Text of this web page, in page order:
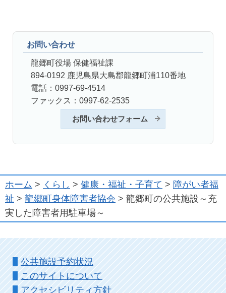
お問い合わせ
龍郷町役場 保健福祉課
894-0192 鹿児島県大島郡龍郷町浦110番地
電話：0997-69-4514
ファックス：0997-62-2535
お問い合わせフォーム
ホーム > くらし > 健康・福祉・子育て > 障がい者福
祉 > 龍郷町身体障害者協会 > 龍郷町の公共施設～充
実した障害者用駐車場～
公共施設予約状況
このサイトについて
アクセシビリティ方針